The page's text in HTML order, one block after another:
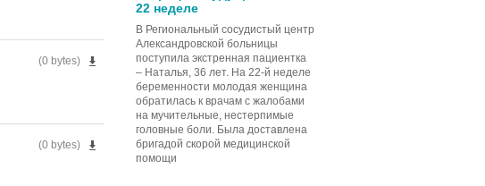
22 неделе
В Региональный сосудистый центр
Александровской больницы
поступила экстренная пациентка
– Наталья, 36 лет. На 22-й неделе
беременности молодая женщина
обратилась к врачам с жалобами
на мучительные, нестерпимые
головные боли. Была доставлена
бригадой скорой медицинской
помощи
(0 bytes)
(0 bytes)